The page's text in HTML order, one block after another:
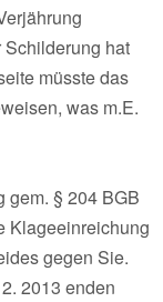
hat
müsste das
was m.E.
gem. § 204 BGB
Klageeinreichung
gegen Sie.
2013 enden